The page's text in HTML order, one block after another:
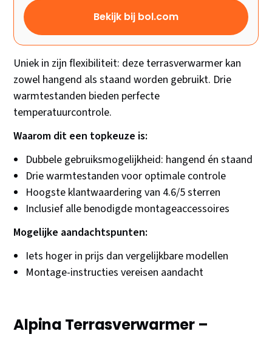
Bekijk bij bol.com
Uniek in zijn flexibiliteit: deze terrasverwarmer kan
zowel hangend als staand worden gebruikt. Drie
warmtestanden bieden perfecte
temperatuurcontrole.
Waarom dit een topkeuze is:
Dubbele gebruiksmogelijkheid: hangend én staand
Drie warmtestanden voor optimale controle
Hoogste klantwaardering van 4.6/5 sterren
Inclusief alle benodigde montageaccessoires
Mogelijke aandachtspunten:
Iets hoger in prijs dan vergelijkbare modellen
Montage-instructies vereisen aandacht
Alpina Terrasverwarmer –